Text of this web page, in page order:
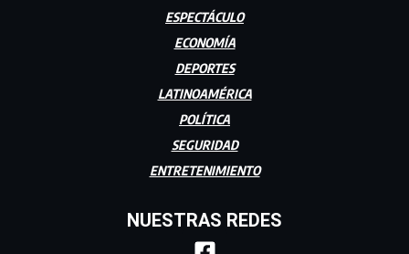
ESPECTÁCULO
ECONOMÍA
DEPORTES
LATINOAMÉRICA
POLÍTICA
SEGURIDAD
ENTRETENIMIENTO
NUESTRAS REDES